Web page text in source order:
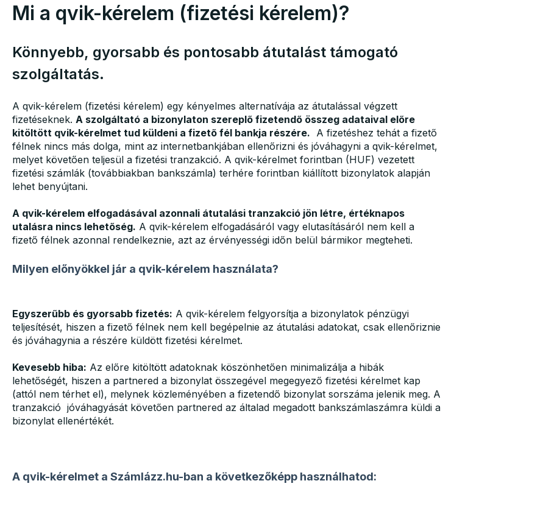
Mi a qvik-kérelem (fizetési kérelem)?
Könnyebb, gyorsabb és pontosabb átutalást támogató
szolgáltatás.
A qvik-kérelem (fizetési kérelem) egy kényelmes alternatívája az átutalással végzett
fizetéseknek. A szolgáltató a bizonylaton szereplő fizetendő összeg adataival előre
kitöltött qvik-kérelmet tud küldeni a fizető fél bankja részére. A fizetéshez tehát a fizető
félnek nincs más dolga, mint az internetbankjában ellenőrizni és jóváhagyni a qvik-kérelmet,
melyet követően teljesül a fizetési tranzakció. A qvik-kérelmet forintban (HUF) vezetett
fizetési számlák (továbbiakban bankszámla) terhére forintban kiállított bizonylatok alapján
lehet benyújtani.
A qvik-kérelem elfogadásával azonnali átutalási tranzakció jön létre, értéknapos
utalásra nincs lehetőség. A qvik-kérelem elfogadásáról vagy elutasításáról nem kell a
fizető félnek azonnal rendelkeznie, azt az érvényességi időn belül bármikor megteheti.
Milyen előnyökkel jár a qvik-kérelem használata?
Egyszerűbb és gyorsabb fizetés: A qvik-kérelem felgyorsítja a bizonylatok pénzügyi
teljesítését, hiszen a fizető félnek nem kell begépelnie az átutalási adatokat, csak ellenőriznie
és jóváhagynia a részére küldött fizetési kérelmet.
Kevesebb hiba: Az előre kitöltött adatoknak köszönhetően minimalizálja a hibák
lehetőségét, hiszen a partnered a bizonylat összegével megegyező fizetési kérelmet kap
(attól nem térhet el), melynek közleményében a fizetendő bizonylat sorszáma jelenik meg. A
tranzakció jóváhagyását követően partnered az általad megadott bankszámlaszámra küldi a
bizonylat ellenértékét.
A qvik-kérelmet a Számlázz.hu-ban a következőképp használhatod: